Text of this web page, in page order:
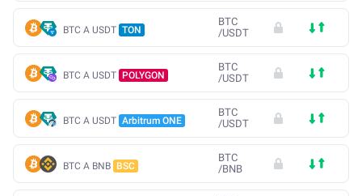
BTC A USDT TON
BTC
/USDT
BTC A USDT POLYGON
BTC
/USDT
BTC A USDT Arbitrum ONE
BTC
/USDT
BTC A BNB BSC
BTC
/BNB